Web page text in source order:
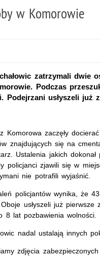
w Komorowie
zatrzymali dwie
Podczas
Podejrzani usłyszeli już
Komorowa zaczęły
znajdujących się na
Ustalenia jakich
policjanci zjawili się w
nie potrafili wyjaśnić.
policjantów wynika, że
usłyszeli już
8 lat pozbawienia wolności.
nadal ustalają innych
zdjęcia zabezpieczonych